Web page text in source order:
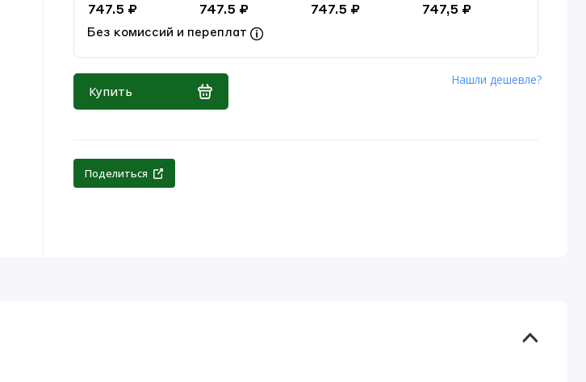
747.5 ₽ 747.5 ₽ 747.5 ₽ 747,5 ₽
Без комиссий и переплат
Купить
Нашли дешевле?
Поделиться